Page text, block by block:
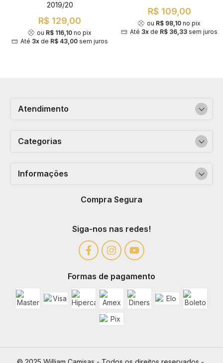
2019/20
R$ 129,00
ou R$ 116,10 no pix
Até 3x de R$ 43,00 sem juros
R$ 109,00
ou R$ 98,10 no pix
Até 3x de R$ 36,33 sem juros
Categorias
Informações
Compra Segura
Atendimento
Siga-nos nas redes!
Formas de pagamento